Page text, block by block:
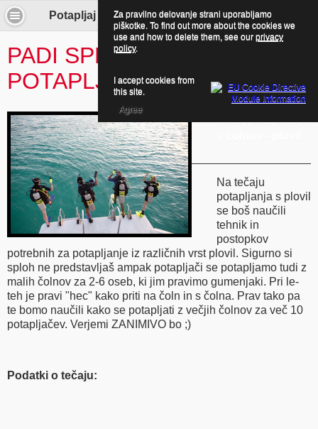
Potapljaj se z nami! - Boat Diver specialty
PADI SPECIALNOST
POTAPLJANJE S ČOLNA
Tečaj potapljanja
Na tečaju
potapljanja s plovil
se boš naučili
tehnik in
postopkov
potrebnih za potapljanje iz različnih vrst plovil. Sigurno si
sploh ne predstavljaš ampak potapljači se potapljamo tudi z
malih čolnov za 2-6 oseb, ki jim pravimo gumenjaki. Pri le-
teh je pravi "hec" kako priti na čoln in s čolna. Prav tako pa
te bomo naučili kako se potapljati z večjih čolnov za več 10
potapljačev. Verjemi ZANIMIVO bo ;)
Podatki o tečaju:
Za pravilno delovanje strani uporabljamo
piškotke. To find out more about the cookies we
use and how to delete them, see our privacy
policy.
I accept cookies from
this site.
Agree